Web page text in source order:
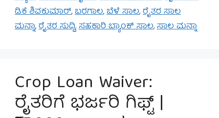
ಡಿಕೆ ಶಿವಕುಮಾರ್,ಬರಗಾಲ,ಬೆಳೆ ಸಾಲ,ರೈತರ ಸಾಲ
ಮನ್ನಾ,ರೈತರ ಸುದ್ದಿ,ಸಹಕಾರಿ ಬ್ಯಾಂಕ್ ಸಾಲ,ಸಾಲ ಮನ್ನಾ
Crop Loan Waiver:
ರೈತರಿಗೆ ಭರ್ಜರಿ ಗಿಫ್ಟ್ |